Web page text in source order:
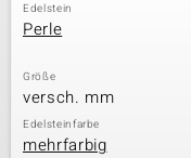
Edelstein
Perle
Größe
versch. mm
Edelsteinfarbe
mehrfarbig